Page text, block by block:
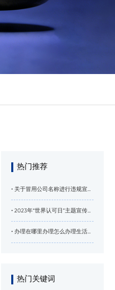
热门推荐
• 关于冒用公司名称进行违规宣传
• 2023年“世界认可日”主题宣传海
• 办理在哪里办理怎么办理生活垃
热门关键词